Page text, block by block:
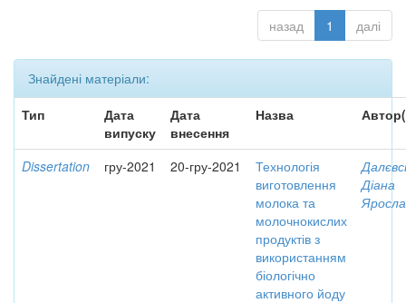
назад 1 далі
Знайдені матеріали:
Тип
Дата
випуску
Дата
внесення
Назва
Dissertation гру-2021 20-гру-2021
Технологія
виготовлення
молока та
молочнокислих
продуктів з
використанням
біологічно
активного йоду
Діана